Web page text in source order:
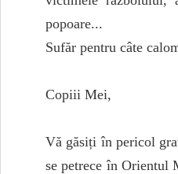
popoare...
Sufăr pentru câte
Copiii Mei,
Vă găsiți în pericol
se petrece în Orientul